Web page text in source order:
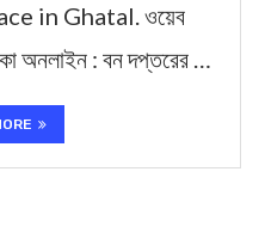
in Ghatal. ওয়েব
অনলাইন : বন দপ্তরের …